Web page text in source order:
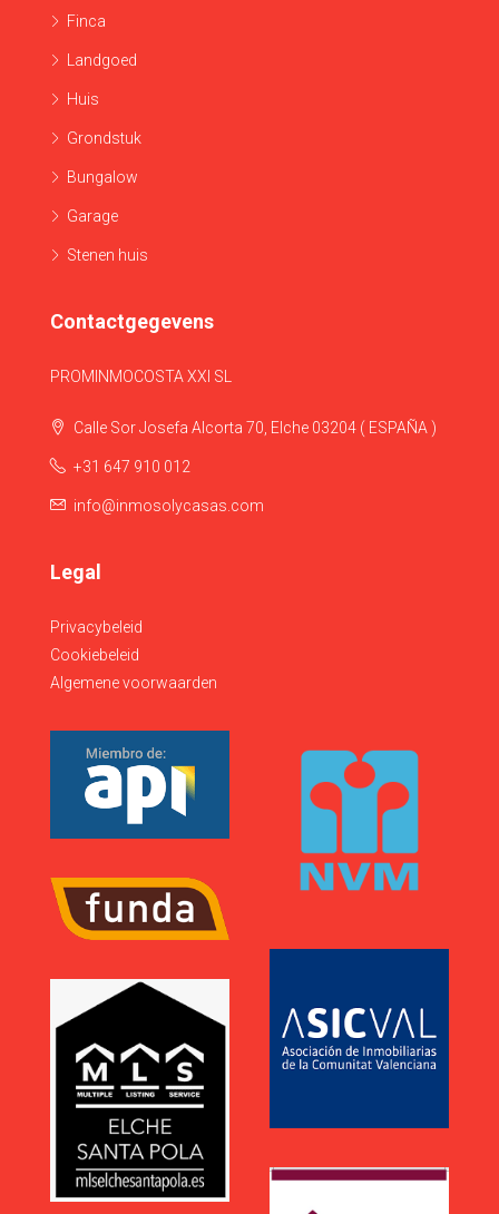
Finca
Landgoed
Huis
Grondstuk
Bungalow
Garage
Stenen huis
Contactgegevens
PROMINMOCOSTA XXI SL
Calle Sor Josefa Alcorta 70, Elche 03204 ( ESPAÑA )
+31 647 910 012
info@inmosolycasas.com
Legal
Privacybeleid
Cookiebeleid
Algemene voorwaarden